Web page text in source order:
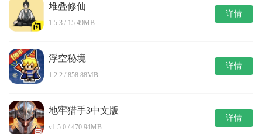
堆叠修仙
1.5.3 / 15.49MB
详情
浮空秘境
1.2.2 / 858.88MB
详情
地牢猎手3中文版
v1.5.0 / 470.94MB
详情